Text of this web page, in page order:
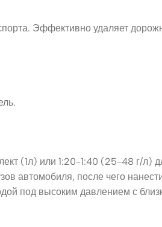
Эффективно удаляет
(1л) или 1:20-1:40 (25-48 г/л)
автомобиля, после чего
под высоким давлением с